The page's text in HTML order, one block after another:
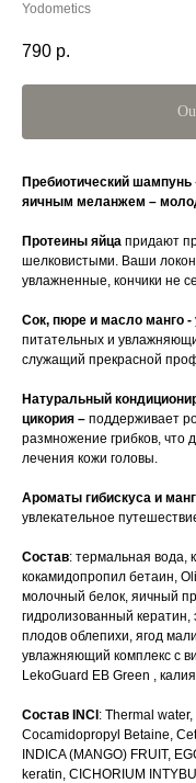
Yodometics
790 р.
Пребиотический
яичным меланжем –
Протеины яйца придают
шелковистыми. Ваши
увлажненные, кончики не
Сок, пюре и масло манго -
питательных и
служащий прекрасной
Натуральный
цикория – поддерживает
размножение грибков, что
лечения кожи головы.
Ароматы гибискуса и
увлекательное
Состав: термальная вода,
кокамидопропил бетаин,
молочный белок, яичный
гидролизованный кератин,
плодов облепихи, ягод
увлажняющий комплекс с
LekoGuard EB Green ,
Состав INCI : Thermal
Cocamidopropyl Betaine,
INDICA (MANGO) FRUIT,
keratin, CICHORIUM